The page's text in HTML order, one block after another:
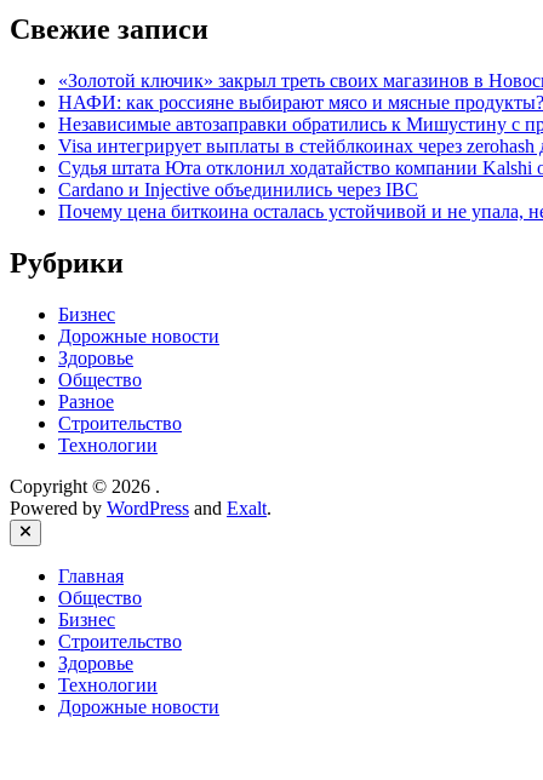
Свежие записи
«Золотой ключик» закрыл треть своих магазинов в
НАФИ: как россияне выбирают мясо и мясные продукты?
Независимые автозаправки обратились к Мишустину с
Visa интегрирует выплаты в стейблкоинах через
Судья штата Юта отклонил ходатайство компании
Cardano и Injective объединились через IBC
Почему цена биткоина осталась устойчивой и не упала,
Рубрики
Бизнес
Дорожные новости
Здоровье
Общество
Разное
Строительство
Технологии
Copyright © 2026 .
Powered by WordPress and Exalt.
Close
Главная
Общество
Бизнес
Строительство
Здоровье
Технологии
Дорожные новости